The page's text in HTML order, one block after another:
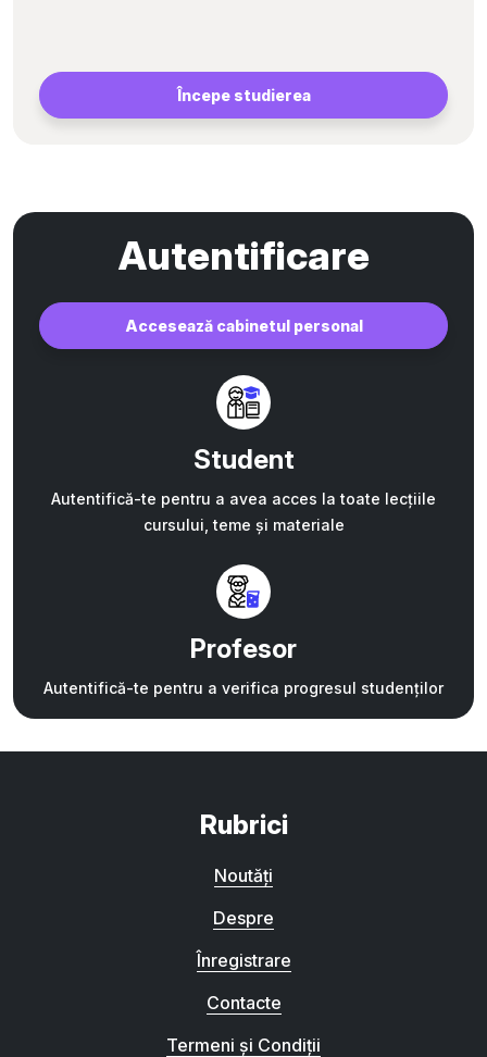
Începe studierea
Autentificare
Accesează cabinetul personal
Student
Autentifică-te pentru a avea acces la toate lecțiile
cursului, teme și materiale
Profesor
Autentifică-te pentru a verifica progresul studenților
Rubrici
Noutăți
Despre
Înregistrare
Contacte
Termeni și Condiții